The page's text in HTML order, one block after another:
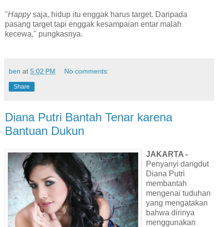
"Happysaja, hidup itu enggak harus target. Daripada
pasang target tapi enggak kesampaian entar malah
kecewa," pungkasnya.
ben at 5:02 PM No comments:
Share
Diana Putri Bantah Tenar karena
Bantuan Dukun
JAKARTA -
Penyanyi dangdut
Diana Putri
membantah
mengenai tuduhan
yang mengatakan
bahwa dirinya
menggunakan